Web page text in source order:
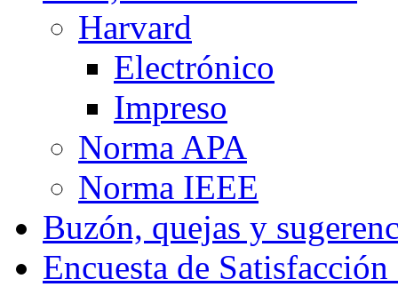
Harvard
Electrónico
Impreso
Norma APA
Norma IEEE
Buzón, quejas y
Encuesta de